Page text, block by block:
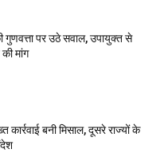
पर उठे सवाल, उपायुक्त से
मांग
कार्रवाई बनी मिसाल, दूसरे राज्यों के